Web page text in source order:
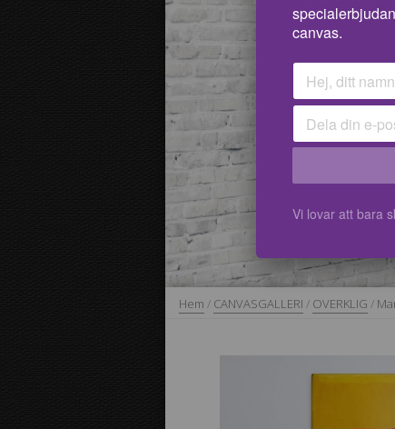
Hem / CANVASGALLERI / OVERKLIG /
canvas.
Vi lovar att bara